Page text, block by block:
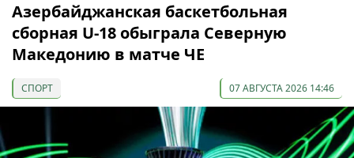
Азербайджанская баскетбольная
сборная U-18 обыграла Северную
Македонию в матче ЧЕ
СПОРТ 07 АВГУСТА 2026 14:46